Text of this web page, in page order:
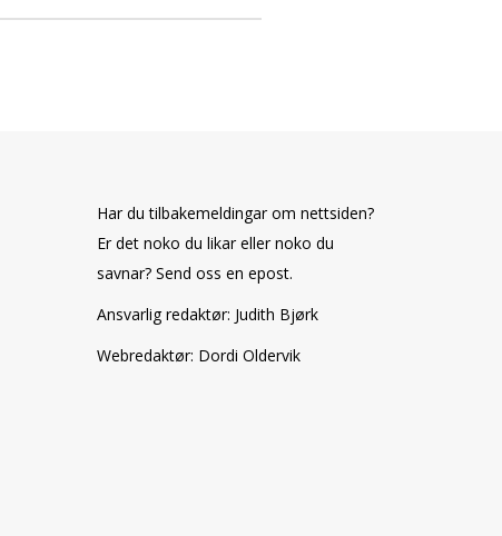
Har du tilbakemeldingar om nettsiden?
Er det noko du likar eller noko du
savnar? Send oss en epost.
Ansvarlig redaktør: Judith Bjørk
Webredaktør: Dordi Oldervik